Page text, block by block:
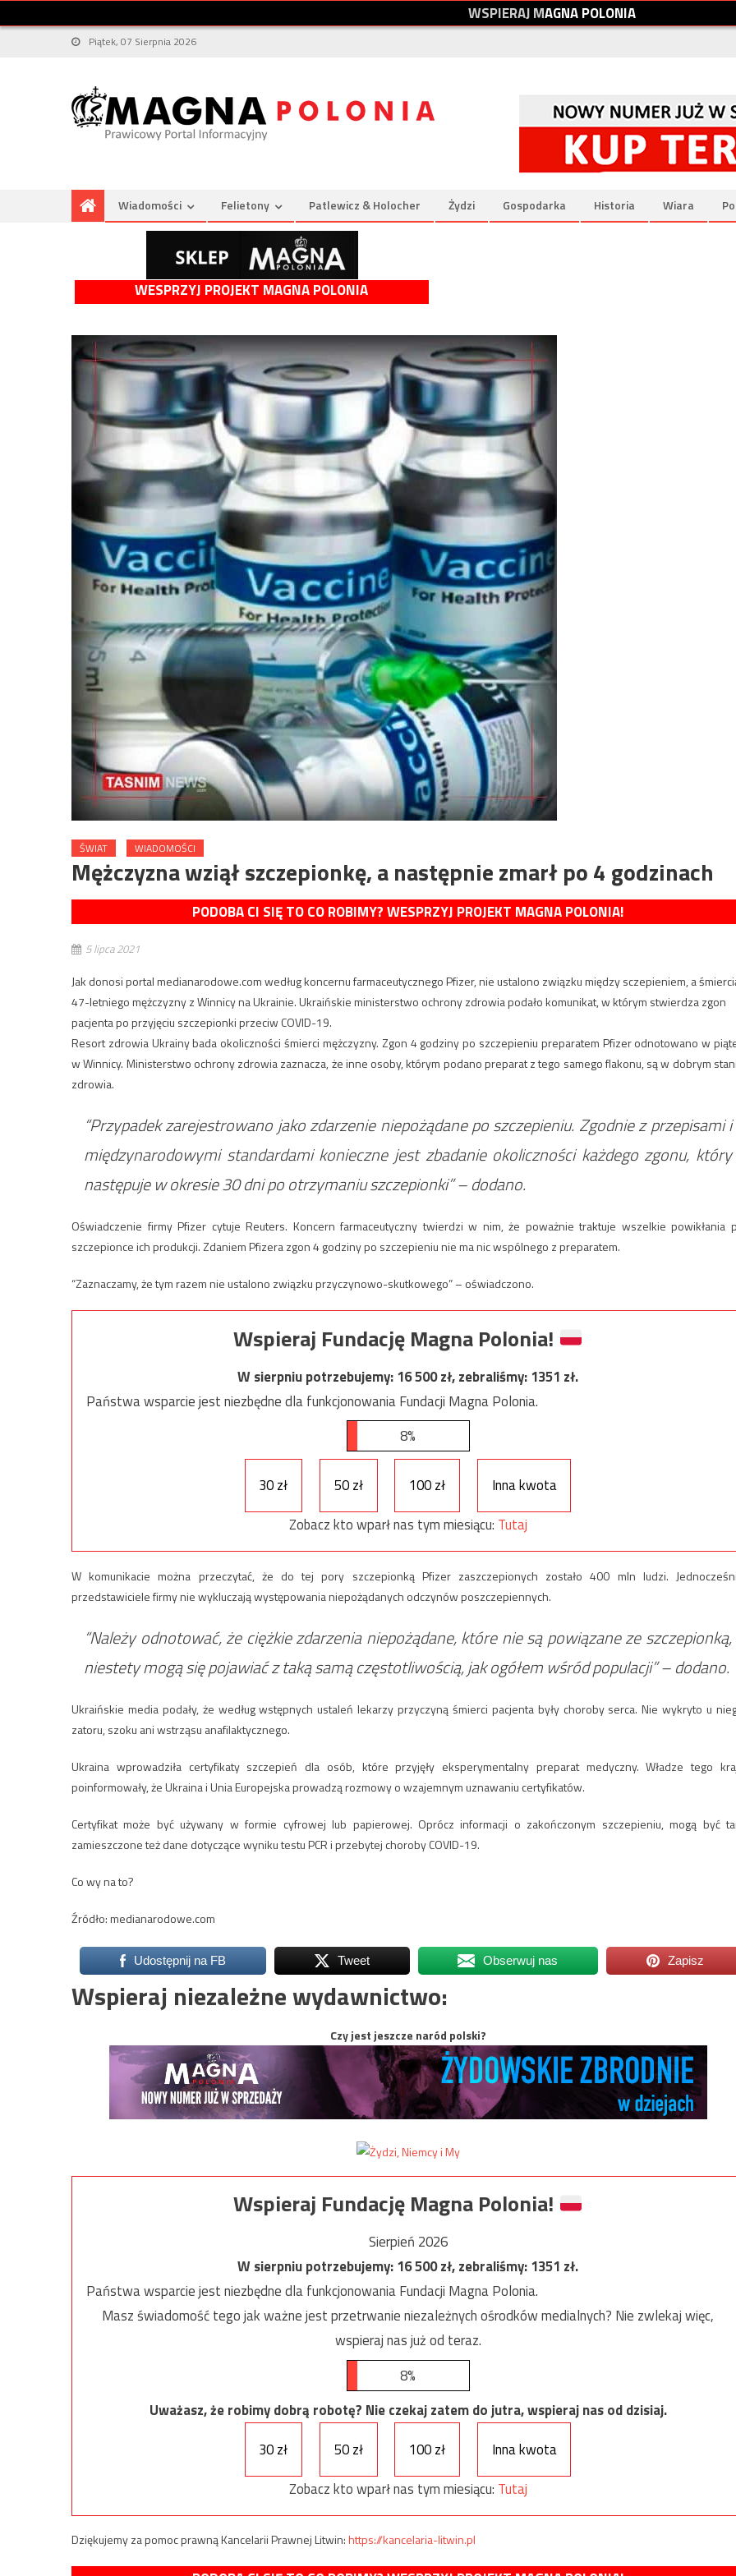
WSPIERAJMAGNAPOLONIA
Piątek, 07 Sierpnia 2026
Wiadomości Felietony Patlewicz & Holocher Żydzi Gospodarka Historia Wiara
WESPRZYJ PROJEKT MAGNA POLONIA
ŚWIAT WIADOMOŚCI
Mężczyzna wziął szczepionkę, a następnie zmarł po 4 godzinach
PODOBA CI SIĘ TO CO ROBIMY? WESPRZYJ PROJEKT MAGNA POLONIA!
5 lipca 2021
Jak donosi portal medianarodowe.com według koncernu farmaceutycznego Pfizer, nie ustalono związku między sczepieniem, a
47-letniego mężczyzny z Winnicy na Ukrainie. Ukraińskie ministerstwo ochrony zdrowia podało komunikat, w którym stwierdza zgon
pacjenta po przyjęciu szczepionki przeciw COVID-19.
Resort zdrowia Ukrainy bada okoliczności śmierci mężczyzny. Zgon 4 godziny po szczepieniu preparatem Pfizer odnotowano w
w Winnicy. Ministerstwo ochrony zdrowia zaznacza, że inne osoby, którym podano preparat z tego samego flakonu, są w dobrym
zdrowia.
“Przypadek zarejestrowano jako zdarzenie niepożądane po szczepieniu. Zgodnie z przepisami i
międzynarodowymi standardami konieczne jest zbadanie okoliczności każdego zgonu, który
następuje w okresie 30 dni po otrzymaniu szczepionki” – dodano.
Oświadczenie firmy Pfizer cytuje Reuters. Koncern farmaceutyczny twierdzi w nim, że poważnie traktuje wszelkie powikłania
szczepionce ich produkcji. Zdaniem Pfizera zgon 4 godziny po szczepieniu nie ma nic wspólnego z preparatem.
“Zaznaczamy, że tym razem nie ustalono związku przyczynowo-skutkowego” – oświadczono.
Wspieraj Fundację Magna Polonia!
W sierpniu potrzebujemy:16 500zł, zebraliśmy:1351 zł.
Państwa wsparcie jest niezbędne dla funkcjonowania Fundacji Magna Polonia.
8%
30 zł 50 zł 100 zł
Inna kwota
Zobacz kto wparł nas tym miesiącu: Tutaj
W komunikacie można przeczytać, że do tej pory szczepionką Pfizer zaszczepionych zostało 400 mln ludzi.
przedstawiciele firmy nie wykluczają występowania niepożądanych odczynów poszczepiennych.
“Należy odnotować, że ciężkie zdarzenia niepożądane, które nie są powiązane ze szczepionką,
niestety mogą się pojawiać z taką samą częstotliwością, jak ogółem wśród populacji” – dodano.
Ukraińskie media podały, że według wstępnych ustaleń lekarzy przyczyną śmierci pacjenta były choroby serca. Nie wykryto u
zatoru, szoku ani wstrząsu anafilaktycznego.
Ukraina wprowadziła certyfikaty szczepień dla osób, które przyjęły eksperymentalny preparat medyczny. Władze tego
poinformowały, że Ukraina i Unia Europejska prowadzą rozmowy o wzajemnym uznawaniu certyfikatów.
Certyfikat może być używany w formie cyfrowej lub papierowej. Oprócz informacji o zakończonym szczepieniu, mogą być
zamieszczone też dane dotyczące wyniku testu PCR i przebytej choroby COVID-19.
Co wy na to?
Źródło: medianarodowe.com
Udostępnij na FB Tweet Obserwuj nas Zapisz
Wspieraj niezależne wydawnictwo:
Czy jest jeszcze naród polski?
Wspieraj Fundację Magna Polonia!
Sierpień 2026
W sierpniu potrzebujemy:16 500zł, zebraliśmy:1351 zł.
Państwa wsparcie jest niezbędne dla funkcjonowania Fundacji Magna Polonia.
Masz świadomość tego jak ważne jest przetrwanie niezależnych ośrodków medialnych? Nie zwlekaj więc,
wspieraj nas już od teraz.
8%
Uważasz, że robimy dobrą robotę? Nie czekaj zatem do jutra, wspieraj nas od dzisiaj.
30 zł
50 zł 100 zł
Inna kwota
Zobacz kto wparł nas tym miesiącu: Tutaj
Dziękujemy za pomoc prawną Kancelarii Prawnej Litwin:https://kancelaria-litwin.pl